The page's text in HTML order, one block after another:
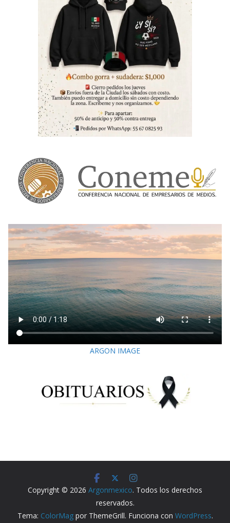
ARGON IMAGE
Copyright © 2026 Argonmexico. Todos los derechos
reservados.
Tema: ColorMagpor ThemeGrill. Funciona con WordPress.